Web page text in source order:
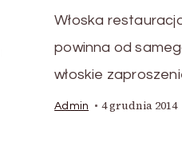
Włoska
powinna od
włoskie
Admin 4 grudnia 2014